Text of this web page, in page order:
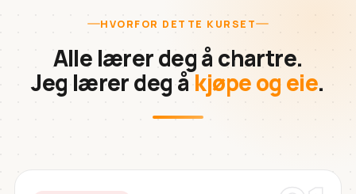
HVORFOR DETTE KURSET
Alle lærer deg å chartre.
Jeg lærer deg åkjøpe og eie.